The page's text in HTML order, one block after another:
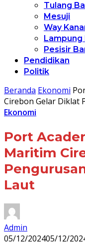
Tulang
Mesuji
Way
Lampung
Pesisir
Pendidikan
Politik
Beranda Ekonomi
Cirebon Gelar Diklat
Ekonomi
Port
Maritim
Laut
Admin
05/12/202405/12/